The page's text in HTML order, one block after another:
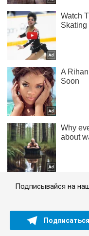
Подписывайся на
Подписаться